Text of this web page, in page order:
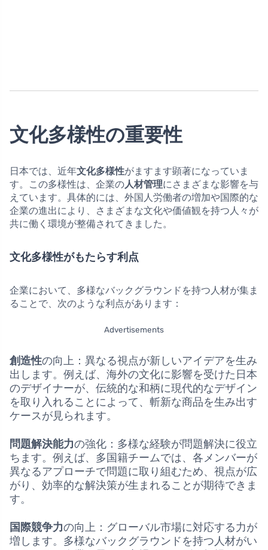
文化多様性の重要性
日本では、近年文化多様性がますます顕著になっていま
す。この多様性は、企業の人材管理にさまざまな影響を与
えています。具体的には、外国人労働者の増加や国際的な
企業の進出により、さまざまな文化や価値観を持つ人々が
共に働く環境が整備されてきました。
文化多様性がもたらす利点
企業において、多様なバックグラウンドを持つ人材が集ま
ることで、次のような利点があります：
Advertisements
創造性の向上：異なる視点が新しいアイデアを生み
出します。例えば、海外の文化に影響を受けた日本
のデザイナーが、伝統的な和柄に現代的なデザイン
を取り入れることによって、斬新な商品を生み出す
ケースが見られます。
問題解決能力の強化：多様な経験が問題解決に役立
ちます。例えば、多国籍チームでは、各メンバーが
異なるアプローチで問題に取り組むため、視点が広
がり、効率的な解決策が生まれることが期待できま
す。
国際競争力の向上：グローバル市場に対応する力が
増します。多様なバックグラウンドを持つ人材がい